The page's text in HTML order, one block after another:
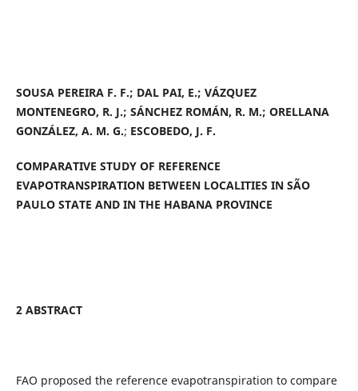
SOUSA PEREIRA F. F.; DAL PAI, E.; VÁZQUEZ
MONTENEGRO, R. J.; SÁNCHEZ ROMÁN, R. M.; ORELLANA
GONZÁLEZ, A. M. G.; ESCOBEDO, J. F.
COMPARATIVE STUDY OF REFERENCE
EVAPOTRANSPIRATION BETWEEN LOCALITIES IN SÃO
PAULO STATE AND IN THE HABANA PROVINCE
2 ABSTRACT
FAO proposed the reference evapotranspiration to compare